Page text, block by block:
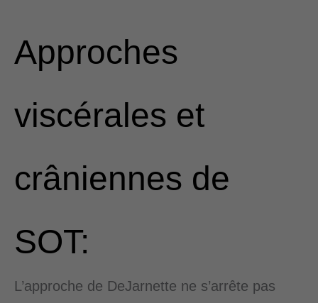
Approches
viscérales et
crâniennes de
SOT:
L’approche de DeJarnette ne s’arrête pas